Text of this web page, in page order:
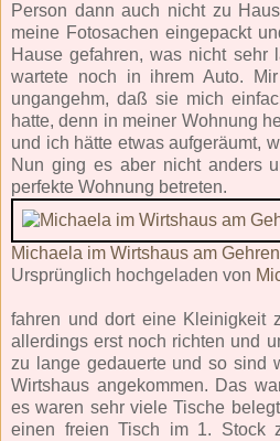
Person dann auch nicht zu
meine Fotosachen eingepackt
Hause gefahren, was nicht sehr
wartete noch in ihrem Auto.
ungangehm, daß sie mich
hatte, denn in meiner Wohnung
und ich hätte etwas aufgeräumt,
Nun ging es aber nicht anders
perfekte Wohnung betreten.
Michaela im Wirtshaus am
Ursprünglich hochgeladen von
fahren und dort eine Kleinigkeit
allerdings erst noch richten und
zu lange gedauerte und so sind
Wirtshaus angekommen. Das
es waren sehr viele Tische
einen freien Tisch im 1. Stock